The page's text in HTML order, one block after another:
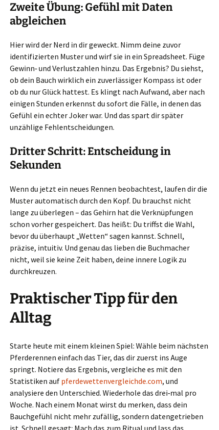
Zweite Übung: Gefühl mit Daten
abgleichen
Hier wird der Nerd in dir geweckt. Nimm deine zuvor
identifizierten Muster und wirf sie in ein Spreadsheet. Füge
Gewinn‑ und Verlustzahlen hinzu. Das Ergebnis? Du siehst,
ob dein Bauch wirklich ein zuverlässiger Kompass ist oder
ob du nur Glück hattest. Es klingt nach Aufwand, aber nach
einigen Stunden erkennst du sofort die Fälle, in denen das
Gefühl ein echter Joker war. Und das spart dir später
unzählige Fehlentscheidungen.
Dritter Schritt: Entscheidung in
Sekunden
Wenn du jetzt ein neues Rennen beobachtest, laufen dir die
Muster automatisch durch den Kopf. Du brauchst nicht
lange zu überlegen – das Gehirn hat die Verknüpfungen
schon vorher gespeichert. Das heißt: Du triffst die Wahl,
bevor du überhaupt „Wetten“ sagen kannst. Schnell,
präzise, intuitiv. Und genau das lieben die Buchmacher
nicht, weil sie keine Zeit haben, deine innere Logik zu
durchkreuzen.
Praktischer Tipp für den
Alltag
Starte heute mit einem kleinen Spiel: Wähle beim nächsten
Pferderennen einfach das Tier, das dir zuerst ins Auge
springt. Notiere das Ergebnis, vergleiche es mit den
Statistiken auf pferdewettenvergleichde.com, und
analysiere den Unterschied. Wiederhole das drei‑mal pro
Woche. Nach einem Monat wirst du merken, dass dein
Bauchgefühl nicht mehr zufällig, sondern datengetrieben
ist. Schnell gesagt: Mach das zum Ritual und lass das